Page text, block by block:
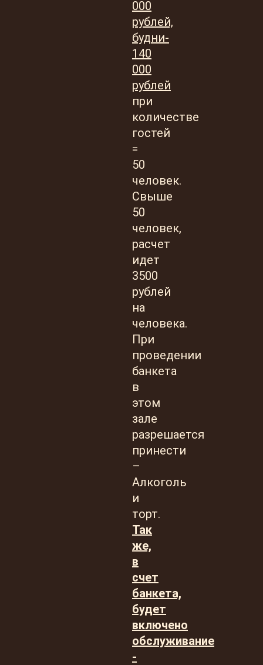
000
рублей,
будни-
140
000
рублей
при
количестве
гостей
=
50
человек.
Свыше
50
человек,
расчет
идет
3500
рублей
на
человека.
При
проведении
банкета
в
этом
зале
разрешается
принести
–
Алкоголь
и
торт.
Так
же,
в
счет
банкета,
будет
включено
обслуживание
-